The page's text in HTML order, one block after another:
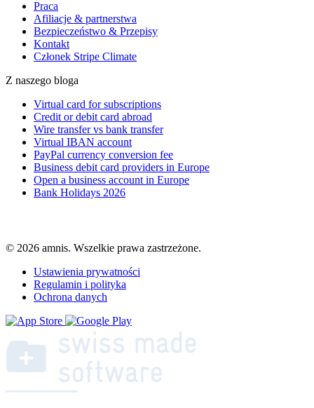
Praca
Afiliacje & partnerstwa
Bezpieczeństwo & Przepisy
Kontakt
Członek Stripe Climate
Z naszego bloga
Virtual card for subscriptions
Credit or debit card abroad
Wire transfer vs bank transfer
Virtual IBAN account
PayPal currency conversion fee
Business debit card providers in Europe
Open a business account in Europe
Bank Holidays 2026
© 2026 amnis. Wszelkie prawa zastrzeżone.
Ustawienia prywatności
Regulamin i polityka
Ochrona danych